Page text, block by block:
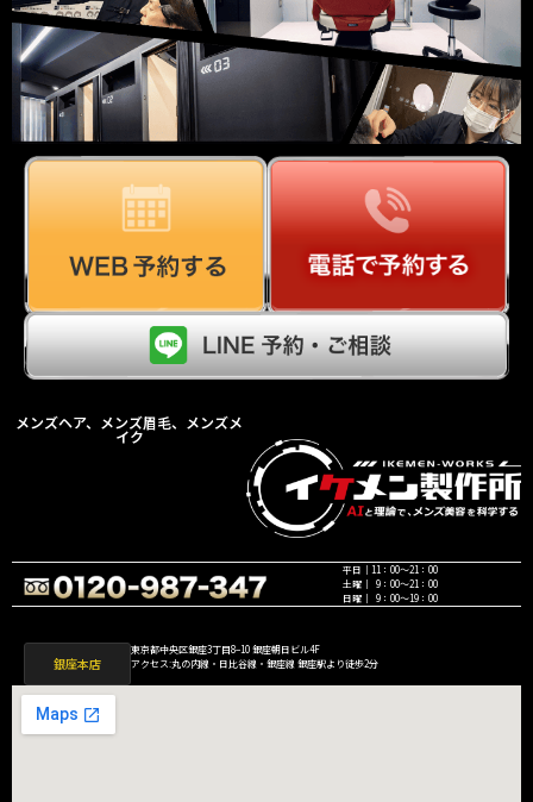
メンズヘア、メンズ眉毛、メンズメ
イク
平日｜11：00〜21：00
土曜｜ 9：00〜21：00
日曜｜ 9：00〜19：00
銀座本店
東京都中央区銀座3丁目8−10 銀座朝日ビル4F
アクセス:丸の内線・日比谷線・銀座線 銀座駅より徒歩2分